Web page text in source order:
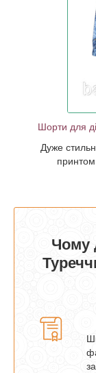
Шорти для
Дуже
принтом
Чому